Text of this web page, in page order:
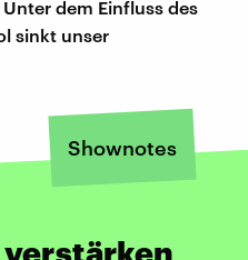
dem Einfluss des
sinkt unser
Shownotes